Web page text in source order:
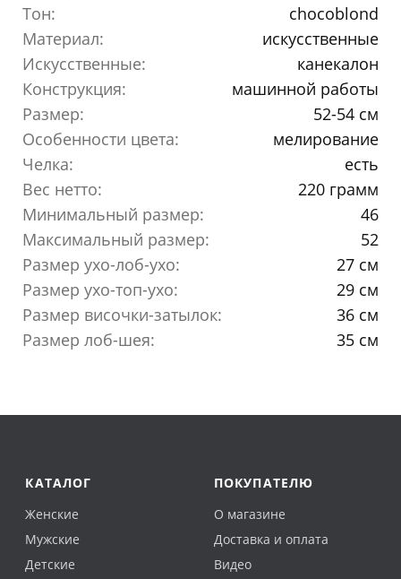
Тон:
chocoblond
Материал:
искусственные
Искусственные:
канекалон
Конструкция:
машинной работы
Размер:
52-54 см
Особенности цвета:
мелирование
Челка:
есть
Вес нетто:
220 грамм
Минимальный размер:
46
Максимальный размер:
52
Размер ухо-лоб-ухо:
27 см
Размер ухо-топ-ухо:
29 см
Размер височки-затылок:
36 см
Размер лоб-шея:
35 см
КАТАЛОГ
Женские
Мужские
Детские
ПОКУПАТЕЛЮ
О магазине
Доставка и оплата
Видео